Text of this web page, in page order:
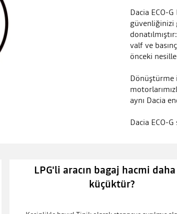
Dacia ECO-
güvenliğinizi
valf ve
önceki
Dönüştürme
aynı Dacia
Dacia ECO-
LPG'li aracın bagaj hacmi daha
küçüktür?